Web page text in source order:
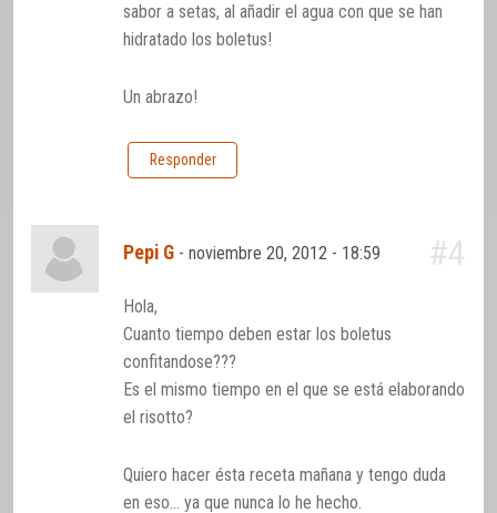
sabor a setas, al añadir el agua con que se han
hidratado los boletus!
Un abrazo!
Responder
Pepi G -noviembre 20, 2012 - 18:59 #4
Hola,
Cuanto tiempo deben estar los boletus
confitandose???
Es el mismo tiempo en el que se está elaborando
el risotto?
Quiero hacer ésta receta mañana y tengo duda
en eso… ya que nunca lo he hecho.